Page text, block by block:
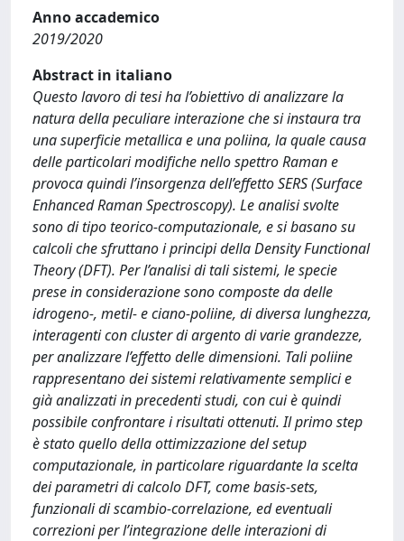
Anno accademico
2019/2020
Abstract in italiano
Questo lavoro di tesi ha l’obiettivo di analizzare la
natura della peculiare interazione che si instaura tra
una superficie metallica e una poliina, la quale causa
delle particolari modifiche nello spettro Raman e
provoca quindi l’insorgenza dell’effetto SERS (Surface
Enhanced Raman Spectroscopy). Le analisi svolte
sono di tipo teorico-computazionale, e si basano su
calcoli che sfruttano i principi della Density Functional
Theory (DFT). Per l’analisi di tali sistemi, le specie
prese in considerazione sono composte da delle
idrogeno-, metil- e ciano-poliine, di diversa lunghezza,
interagenti con cluster di argento di varie grandezze,
per analizzare l’effetto delle dimensioni. Tali poliine
rappresentano dei sistemi relativamente semplici e
già analizzati in precedenti studi, con cui è quindi
possibile confrontare i risultati ottenuti. Il primo step
è stato quello della ottimizzazione del setup
computazionale, in particolare riguardante la scelta
dei parametri di calcolo DFT, come basis-sets,
funzionali di scambio-correlazione, ed eventuali
correzioni per l’integrazione delle interazioni di